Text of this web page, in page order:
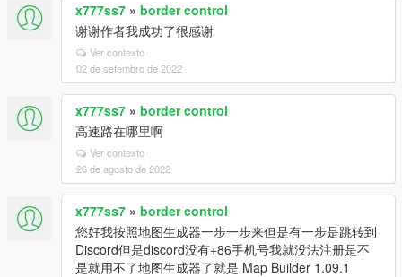
x777ss7 » border control
谢谢作者我成功了很感谢
Ver contexto
02 de setembro de 2022
x777ss7 » border control
高速路在哪里啊
Ver contexto
26 de agosto de 2022
x777ss7 » border control
您好我按照地图生成器一步一步来但是有一步是跳转到
Discord但是discord没有+86手机号我就没法注册是不
是就用不了地图生成器了就是 Map Builder 1.09.1